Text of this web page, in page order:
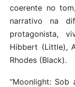
coerente no
narrativo na
protagonista,
Hibbert (Little),
Rhodes (Black).
“Moonlight: Sob